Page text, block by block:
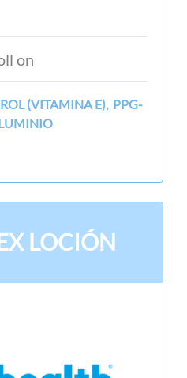
on
(VITAMINA E), PPG-
LOCIÓN